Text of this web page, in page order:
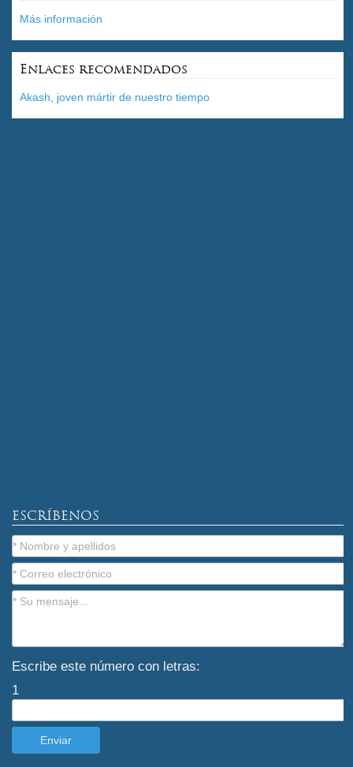
Más información
Enlaces recomendados
Akash, joven mártir de nuestro tiempo
ESCRÍBENOS
Escribe este número con letras:
1